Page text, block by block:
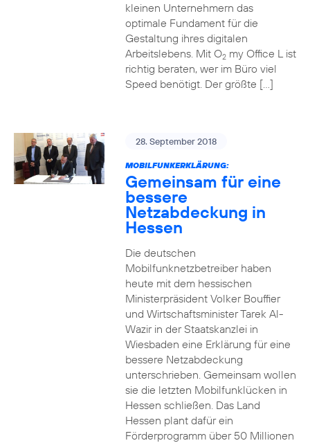
kleinen Unternehmern das
optimale Fundament für die
Gestaltung ihres digitalen
Arbeitslebens. Mit O2my Office L ist
richtig beraten, wer im Büro viel
Speed benötigt. Der größte […]
28. September 2018
MOBILFUNKERKLÄRUNG:
Gemeinsam für eine
bessere
Netzabdeckung in
Hessen
Die deutschen
Mobilfunknetzbetreiber haben
heute mit dem hessischen
Ministerpräsident Volker Bouffier
und Wirtschaftsminister Tarek Al-
Wazir in der Staatskanzlei in
Wiesbaden eine Erklärung für eine
bessere Netzabdeckung
unterschrieben. Gemeinsam wollen
sie die letzten Mobilfunklücken in
Hessen schließen. Das Land
Hessen plant dafür ein
Förderprogramm über 50 Millionen